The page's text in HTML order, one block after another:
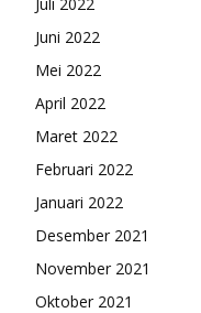
Juni 2022
Mei 2022
April 2022
Maret 2022
Februari 2022
Januari 2022
Desember 2021
November 2021
Oktober 2021